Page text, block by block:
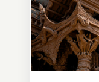
diferente.